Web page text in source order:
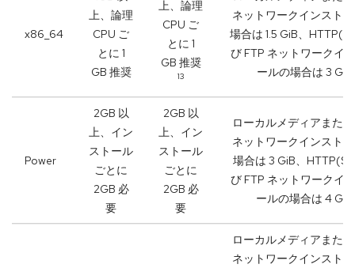
x86_64
上、論理
CPU ご
とに 1
GB 推奨
上、論理
CPU ご
とに 1
GB 推奨
13
ネットワークインスト
場合は 1.5 GiB、
び FTP ネットワークイ
ールの場合は 3 GiB
Power
2GB 以
上、イン
ストール
ごとに
2GB 必
要
2GB 以
上、イン
ストール
ごとに
2GB 必
要
ローカルメディアまたは
ネットワークインスト
場合は 3 GiB、HTTP(S)
び FTP ネットワークイ
ールの場合は 4 GiB
ローカルメディアまたは
ネットワークインスト